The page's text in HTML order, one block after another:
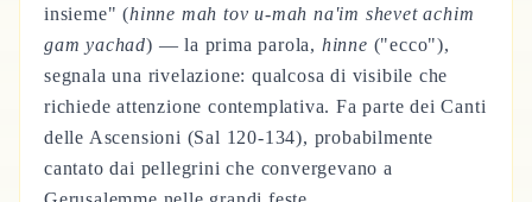
insieme" (hinne mah tov u-mah na'im shevet achim
gam yachad) — la prima parola, hinne ("ecco"),
segnala una rivelazione: qualcosa di visibile che
richiede attenzione contemplativa. Fa parte dei Canti
delle Ascensioni (Sal 120-134), probabilmente
cantato dai pellegrini che convergevano a